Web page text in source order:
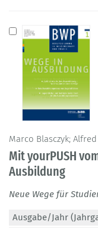
Marco Blasczyk;
Mit yourPUSH
Ausbildung
Neue Wege für
Ausgabe/Jahr